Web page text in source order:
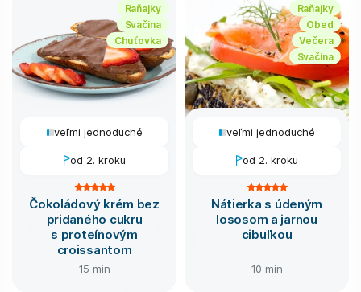
Raňajky
Svačina
Chuťovka
veľmi jednoduché
od 2. kroku
Čokoládový krém bez
pridaného cukru
s proteínovým
croissantom
15 min
Raňajky
Obed
Večera
Svačina
veľmi jednoduché
od 2. kroku
Nátierka s údeným
lososom a jarnou
cibuľkou
10 min